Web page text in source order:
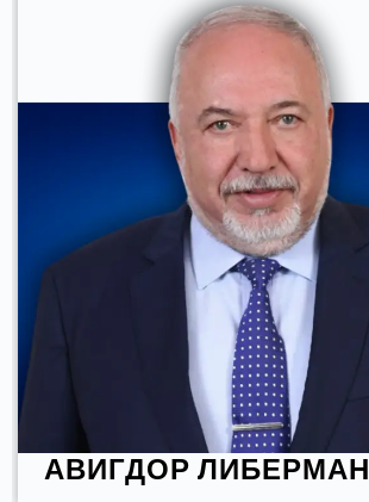
ЮЛИЯ МАЛИНОВСКАЯ